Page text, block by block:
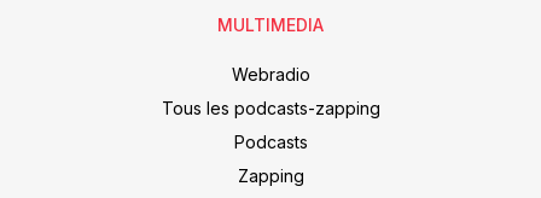
MULTIMEDIA
Webradio
Tous les podcasts-zapping
Podcasts
Zapping